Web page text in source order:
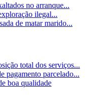
no arranque...
ilegal...
de matar marido...
total dos serviços...
pagamento parcelado...
boa qualidade